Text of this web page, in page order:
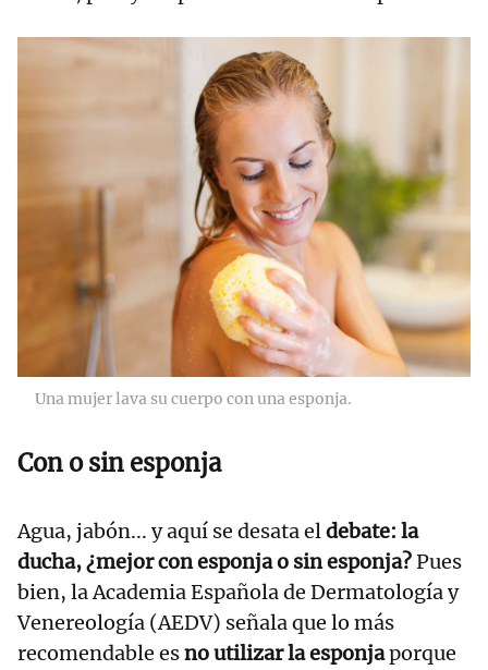
Una mujer lava su cuerpo con una esponja.
Con o sin esponja
Agua, jabón... y aquí se desata eldebate: la
ducha, ¿mejor con esponja o sin esponja?Pues
bien, la Academia Española de Dermatología y
Venereología (AEDV) señala que lo más
recomendable esno utilizar la esponjaporque